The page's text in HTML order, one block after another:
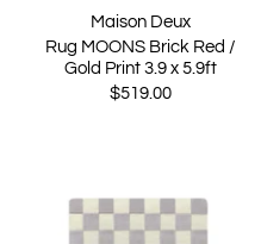
Maison Deux
Rug MOONS Brick Red /
Gold Print 3.9 x 5.9ft
$519.00